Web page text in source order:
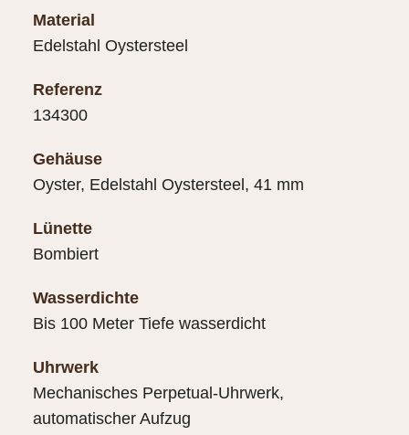
Material
Edelstahl Oystersteel
Referenz
134300
Gehäuse
Oyster, Edelstahl Oystersteel, 41 mm
Lünette
Bombiert
Wasserdichte
Bis 100 Meter Tiefe wasserdicht
Uhrwerk
Mechanisches Perpetual-Uhrwerk,
automatischer Aufzug